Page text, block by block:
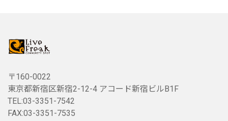
〒160-0022
東京都新宿区新宿2-12-4 アコード新宿ビルB1F
TEL:03-3351-7542
FAX:03-3351-7535